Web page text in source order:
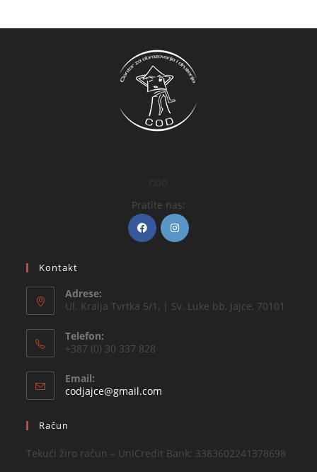
Pratite nas:
Kontakt
Adrese:
Ul. Kralja Tvrtka 5/1, | Sv. Luke bb, Jajce, 70101
Telefon:
+387 (0) 30 337 828
Email:
codjajce@gmail.com
Račun
Tekući žiro račun – UniCredit Bank: 3383602241378698